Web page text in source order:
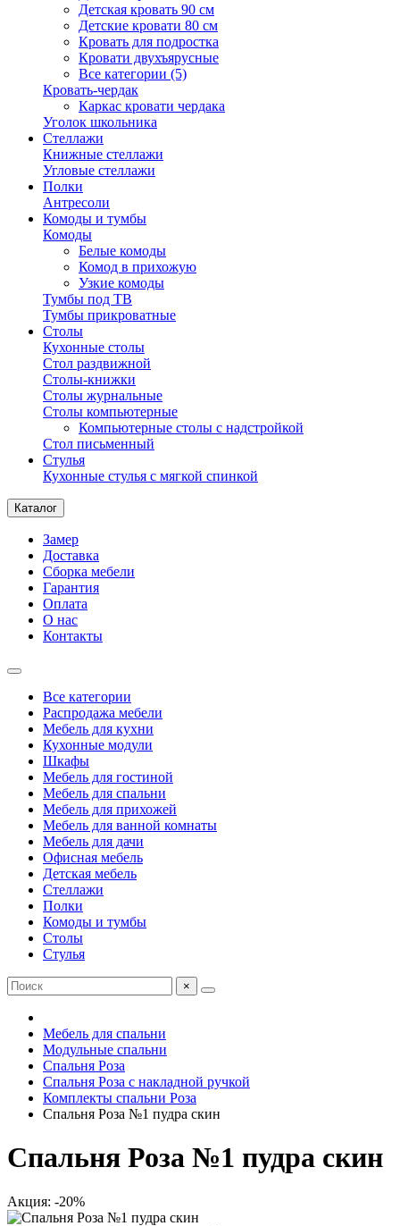
Детская кровать 90 см
Детские кровати 80 см
Кровать для подростка
Кровати двухъярусные
Все категории (5)
Кровать-чердак
Каркас кровати чердака
Уголок школьника
Стеллажи
Книжные стеллажи
Угловые стеллажи
Полки
Антресоли
Комоды и тумбы
Комоды
Белые комоды
Комод в прихожую
Узкие комоды
Тумбы под ТВ
Тумбы прикроватные
Столы
Кухонные столы
Стол раздвижной
Столы-книжки
Столы журнальные
Столы компьютерные
Компьютерные столы с надстройкой
Стол письменный
Стулья
Кухонные стулья с мягкой спинкой
Каталог
Замер
Доставка
Сборка мебели
Гарантия
Оплата
О нас
Контакты
Все категории
Распродажа мебели
Мебель для кухни
Кухонные модули
Шкафы
Мебель для гостиной
Мебель для спальни
Мебель для прихожей
Мебель для ванной комнаты
Мебель для дачи
Офисная мебель
Детская мебель
Стеллажи
Полки
Комоды и тумбы
Столы
Стулья
×
Мебель для спальни
Модульные спальни
Спальня Роза
Спальня Роза с накладной ручкой
Комплекты спальни Роза
Спальня Роза №1 пудра скин
Спальня Роза №1 пудра скин
Акция: -20%